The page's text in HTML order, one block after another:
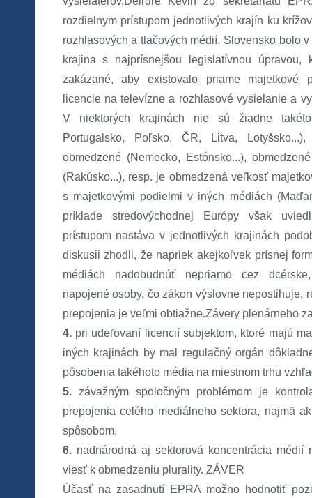
rozdielnym prístupom jednotlivých krajín ku
rozhlasových a tlačových médií. Slovensko bolo
krajina s najprísnejšou legislatívnou
zakázané, aby existovalo priame majetkové
licencie na televízne a rozhlasové vysielanie a
V niektorých krajinách nie sú žiadne takéto
Portugalsko, Poľsko, ČR, Litva,
obmedzené (Nemecko, Estónsko...),
(Rakúsko...), resp. je obmedzená veľkosť
s majetkovými podielmi v iných médiách
príklade stredovýchodnej Európy však
prístupom nastáva v jednotlivých krajinách
diskusii zhodli, že napriek akejkoľvek prísnej
médiách nadobudnúť nepriamo cez
napojené osoby, čo zákon výslovne nepostihuje,
prepojenia je veľmi obtiažne.Závery plenárneho
4.pri udeľovaní licencií subjektom, ktoré majú
iných krajinách by mal regulačný orgán
pôsobenia takéhoto média na miestnom trhu
5.závažným spoločným problémom je
prepojenia celého mediálneho sektora, najmä
spôsobom,
6.nadnárodná aj sektorová koncentrácia médií
viesť k obmedzeniu plurality. ZÁVER
Účasť na zasadnutí EPRA možno hodnotiť